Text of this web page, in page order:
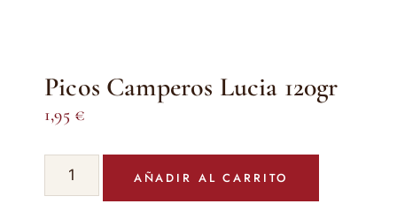
Picos Camperos Lucia 120gr
1,95 €
Picos
Camperos
AÑADIR AL CARRITO